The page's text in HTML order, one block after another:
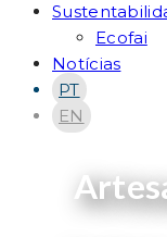
Ecofai
Notícias
PT
EN